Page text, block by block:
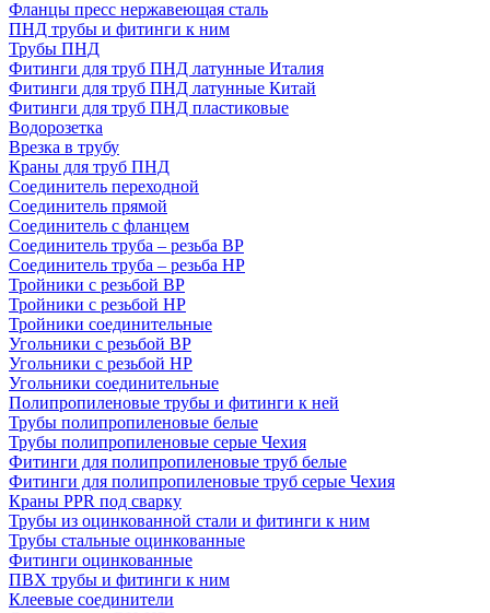
Фланцы пресс нержавеющая сталь
ПНД трубы и фитинги к ним
Трубы ПНД
Фитинги для труб ПНД латунные Италия
Фитинги для труб ПНД латунные Китай
Фитинги для труб ПНД пластиковые
Водорозетка
Врезка в трубу
Краны для труб ПНД
Соединитель переходной
Соединитель прямой
Соединитель с фланцем
Соединитель труба – резьба ВР
Соединитель труба – резьба НР
Тройники с резьбой ВР
Тройники с резьбой НР
Тройники соединительные
Угольники с резьбой ВР
Угольники с резьбой НР
Угольники соединительные
Полипропиленовые трубы и фитинги к ней
Трубы полипропиленовые белые
Трубы полипропиленовые серые Чехия
Фитинги для полипропиленовые труб белые
Фитинги для полипропиленовые труб серые Чехия
Краны PPR под сварку
Трубы из оцинкованной стали и фитинги к ним
Трубы стальные оцинкованные
Фитинги оцинкованные
ПВХ трубы и фитинги к ним
Клеевые соединители